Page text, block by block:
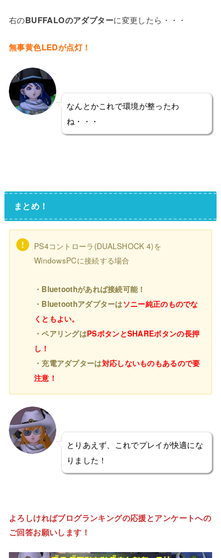
右のBUFFALOのアダプターに変更したら・・・
無事黄色LEDが点灯！
なんとかこれで環境が整ったわ
ね・・・
まとめ！
PS4コントローラ(DUALSHOCK 4)を
WindowsPCに接続する場合
・Bluetoothがあれば接続可能！
・Bluetoothアダプターはソニー純正のものでな
くともよい。
・ペアリングはPSボタンとSHAREボタンの長押
し！
・充電アダプターは対応しないものもあるので要
注意！
とりあえず、これでプレイが快適にな
りました！
よろしければブログランキングの応援とアンケートへの
ご回答お願いします！